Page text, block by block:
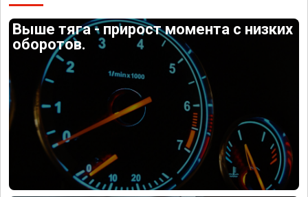
Выше тяга - прирост момента с низких
оборотов.